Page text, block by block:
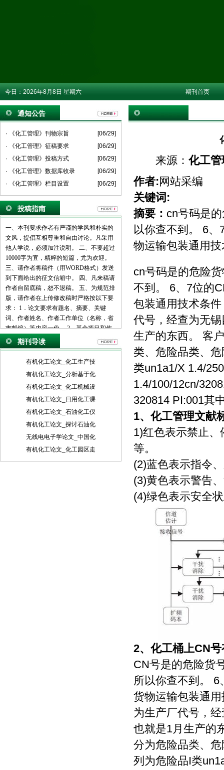
今日： 2026年8月8日 星期六 期刊首页
通知公告
· 《化工管理》刊物宗旨
[06/29]
· 《化工管理》征稿要求
[06/29]
· 《化工管理》投稿方式
[06/29]
· 《化工管理》数据库收录
[06/29]
· 《化工管理》栏目设置
[06/29]
投稿指南
一、本刊要求作者有严谨的学风和朴实的
文风，提倡互相尊重和自由讨论。凡采用
他人学说，必须加注说明。 二、不要超过
10000字为宜，精粹的短篇，尤为欢迎。
三、请作者将稿件（用WORD格式）发送
到下面给出的征文信箱中。 四、凡来稿请
作者自留底稿，恕不退稿。 五、为规范排
版，请作者在上传修改稿时严格按以下要
求： 1．论文要求有题名、摘要、关键
词、作者姓名、作者工作单位（名称，省
市邮编）等内容一份。 2．基金项目和作
者简介按下列格式： 基金项目：项目名称
（编号） 作者简介：姓名（出生年－），
性别，民族（汉族可省略），籍贯，职
言部分和正文部分，正文部分用阿拉伯数
字分级编号法，一般用两级。插图下方应
注明图序和图名。表格应采用三线表，表
格上方应注明表序和表名。 4．参考文献
主要的、发表在正式出版物上的文献。其
他相关注释可用脚注在当页标注。参考文
献的著录应执行国家标准GB7714-87的规
期刊导读
有机化工论文_化工生产技
有机化工论文_分析基于化
有机化工论文_化工机械设
有机化工论文_日用化工课
有机化工论文_石油化工仪
有机化工论文_探讨石油化
无线电电子学论文_中国化
有机化工论文_化工园区走
来源： 化工管
作者:网站采编
关键词:
摘要： cn号码是
以你查不到。 6
物运输包装通用
cn号码是的危险
不到。 6、7位的
包装通用技术条
代号，经查为无
生产的东西。 客
类、危险品类、
类un1a1/X 1.4/
1.4/100/12cn/
320814 PI:001其
1、 化工管理文献
1)红色表示禁止
等。
(2)蓝色表示指令
(3)黄色表示警告
(4)绿色表示安全
2、 化工桶上CN
CN号是的危险货
所以你查不到。
货物运输包装通
为生产厂代号，
也就是1月生产的
分为危险品类、
列为危险品I类